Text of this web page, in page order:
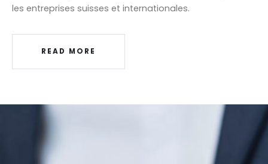
les entreprises suisses et internationales.
READ MORE